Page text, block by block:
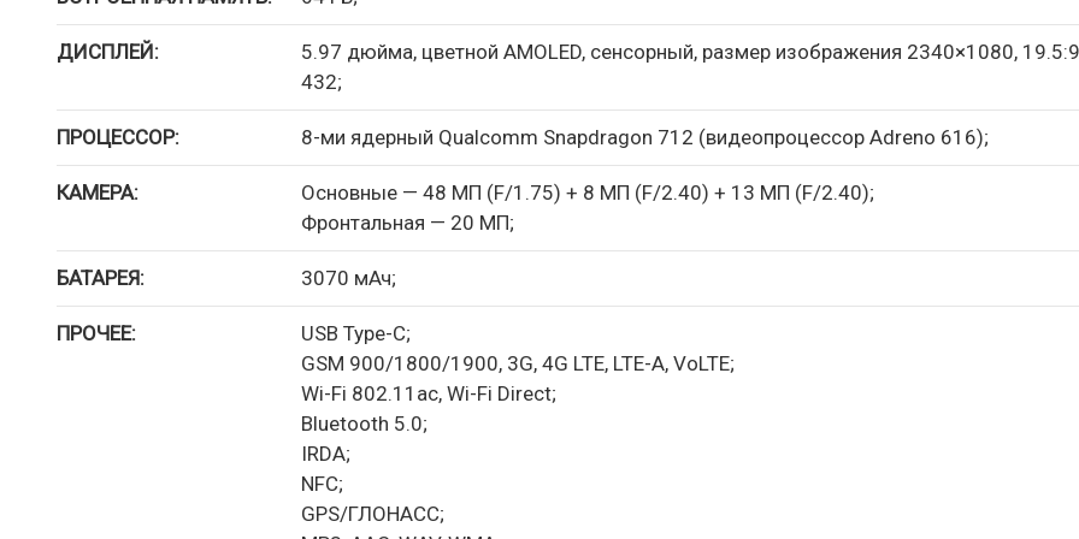
ДИСПЛЕЙ:
5.97 дюйма, цветной AMOLED, сенсорный, размер изображения 2340×1080,
432;
ПРОЦЕССОР: 8-ми ядерный Qualcomm Snapdragon 712 (видеопроцессор Adreno 616);
КАМЕРА:
Основные — 48 МП (F/1.75) + 8 МП (F/2.40) + 13 МП (F/2.40);
Фронтальная — 20 МП;
БАТАРЕЯ: 3070 мАч;
ПРОЧЕЕ:
USB Type-C;
GSM 900/1800/1900, 3G, 4G LTE, LTE-A, VoLTE;
Wi-Fi 802.11ac, Wi-Fi Direct;
Bluetooth 5.0;
IRDA;
NFC;
GPS/ГЛОНАСС;